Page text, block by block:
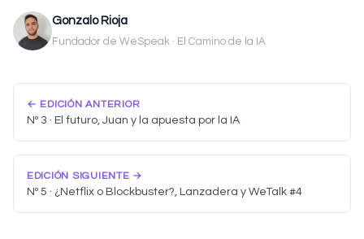
Gonzalo Rioja
Fundador de WeSpeak · El Camino de la IA
← EDICIÓN ANTERIOR
Nº 3 · El futuro, Juan y la apuesta por la IA
EDICIÓN SIGUIENTE →
Nº 5 · ¿Netflix o Blockbuster?, Lanzadera y WeTalk #4